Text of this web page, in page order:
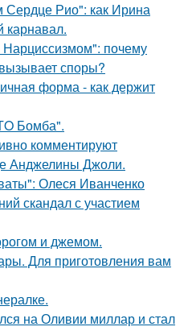
Сердце Рио": как Ирина
карнавал.
почему
споры?
форма - как держит
Бомба".
комментируют
Анджелины Джоли.
Олеся Иванченко
скандал с участием
и джемом.
Для приготовления вам
на Оливии миллар и стал